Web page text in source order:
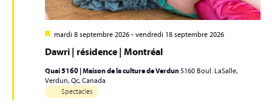
Dawri | résidence | Montréal
mardi 8 septembre 2026- vendredi 18 septembre 2026
Quai 5160 | Maison de la culture de Verdun 5160 Boul. LaSalle,
Verdun, Qc, Canada
Spectacles